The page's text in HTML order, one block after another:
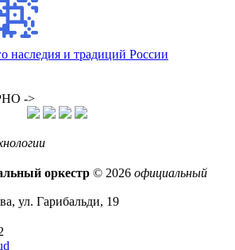
оркестр © 2026 официальный
ул. Гарибальди, 19